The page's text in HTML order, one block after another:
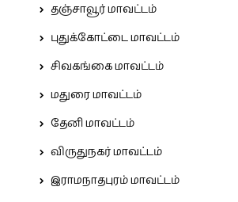
தஞ்சாவூர் மாவட்டம்
புதுக்கோட்டை மாவட்டம்
சிவகங்கை மாவட்டம்
மதுரை மாவட்டம்
தேனி மாவட்டம்
விருதுநகர் மாவட்டம்
இராமநாதபுரம் மாவட்டம்